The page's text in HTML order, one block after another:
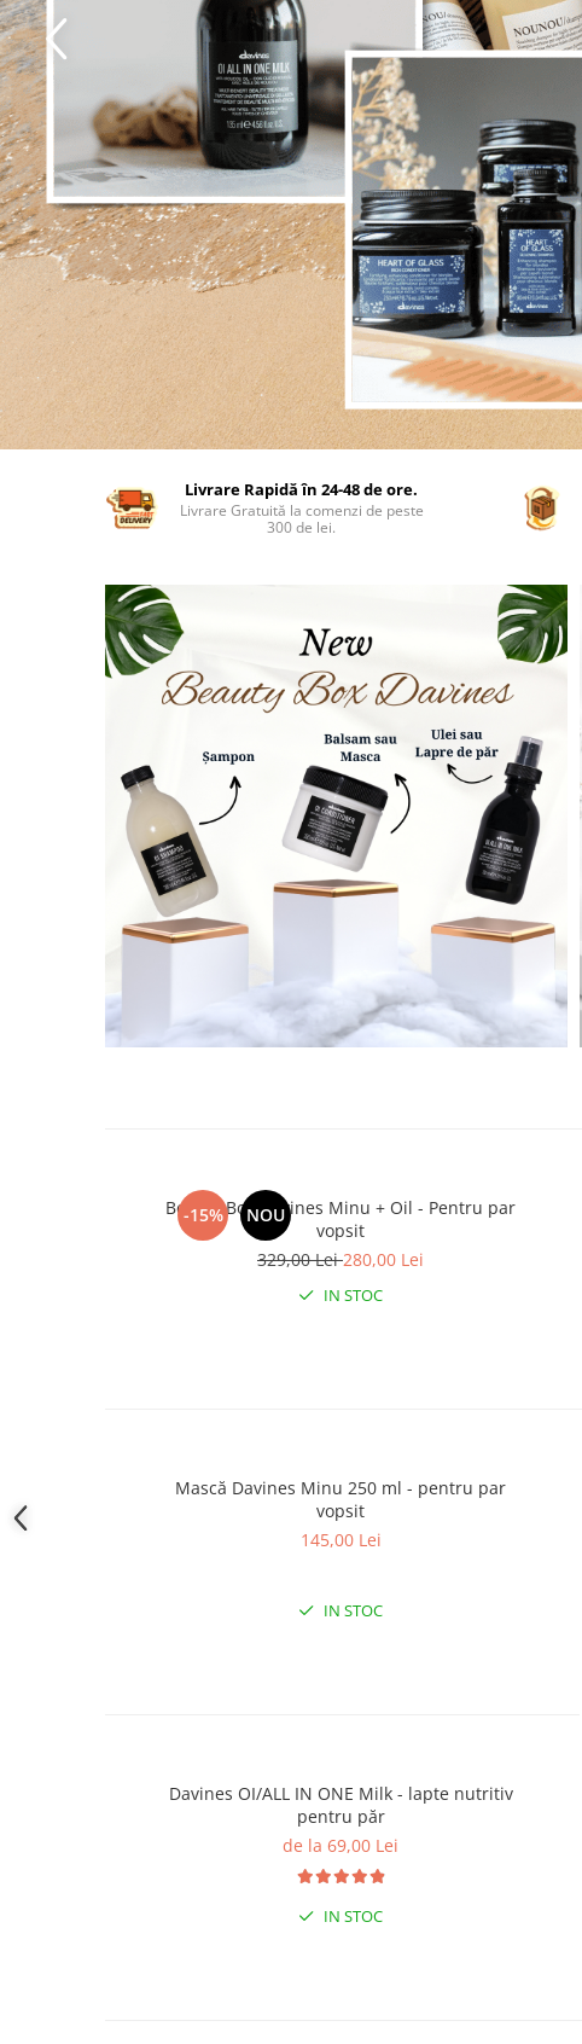
Livrare Rapidă în 24-48 de ore.
Livrare Gratuită la comenzi de peste
300 de lei.
-15% NOU
Beauty Box Davines Minu + Oil - Pentru par
vopsit
329,00 Lei280,00 Lei
IN STOC
Mască Davines Minu 250 ml - pentru par
vopsit
145,00 Lei
IN STOC
Davines OI/ALL IN ONE Milk - lapte nutritiv
pentru păr
de la 69,00 Lei
IN STOC